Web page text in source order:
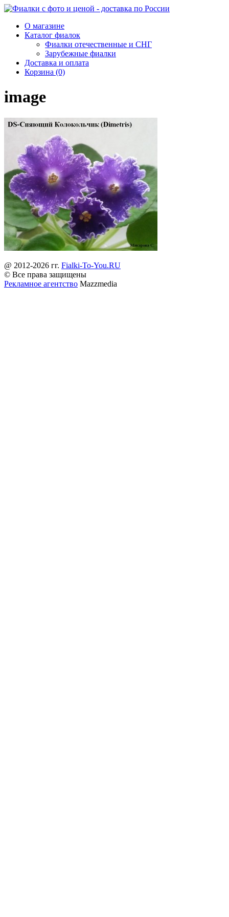
О магазине
Каталог фиалок
Фиалки отечественные и СНГ
Зарубежные фиалки
Доставка и оплата
Корзина (0)
image
@ 2012-2026 гг. Fialki-To-You.RU
© Все права защищены
Рекламное агентство Mazzmedia